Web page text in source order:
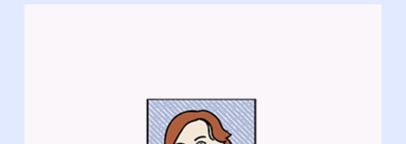
“Laps tahab võita niikuinii ja ei